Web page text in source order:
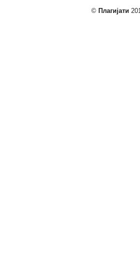
© Плагијати